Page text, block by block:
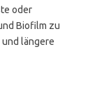
oder
Biofilm zu
längere